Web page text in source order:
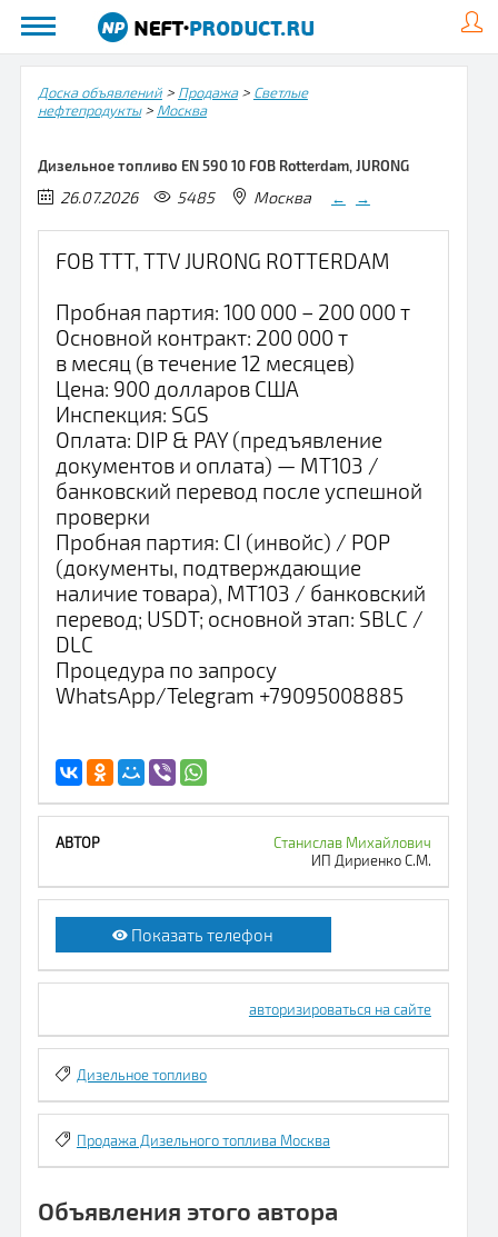
Доска объявлений> Продажа> Светлые
нефтепродукты> Москва
Дизельное топливо EN 590 10 FOB Rotterdam, JURONG
26.07.2026 5485 Москва ← →
FOB TTT, TTV JURONG ROTTERDAM
Пробная партия: 100 000 – 200 000 т
Основной контракт: 200 000 т
в месяц (в течение 12 месяцев)
Цена: 900 долларов США
Инспекция: SGS
Оплата: DIP & PAY (предъявление
документов и оплата) — MT103 /
банковский перевод после успешной
проверки
Пробная партия: CI (инвойс) / POP
(документы, подтверждающие
наличие товара), MT103 / банковский
перевод; USDT; основной этап: SBLC /
DLC
Процедура по запросу
WhatsАpp/Telegram +79095008885
Станислав Михайлович
ИП Дириенко С.М.
Показать телефон
авторизироваться на сайте
Дизельное топливо
Продажа Дизельного топлива Москва
Объявления этого автора